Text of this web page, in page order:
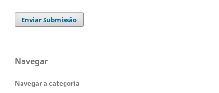
Enviar Submissão
Navegar
Navegar a categoria